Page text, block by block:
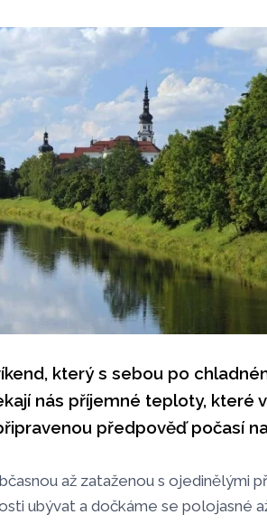
který s sebou po
nás příjemné teploty, které
předpověď počasí
až zataženou s ojedinělými
ubývat a dočkáme se polojasné